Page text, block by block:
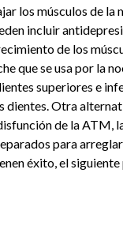
los músculos de la
incluir
de los
que se usa por la
superiores e
dientes. Otra
de la ATM,
para
éxito, el